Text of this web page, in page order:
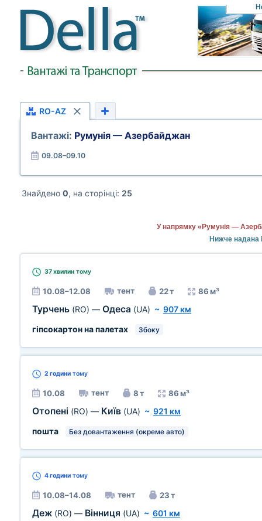
RO-AZ
Вантажі: Румунія — Азербайджан
09.08–09.10
Знайдено 0, на сторінці: 25
У напрямку «Румунія —
Нижче надана
37 хвилин тому
10.08–12.08 тент 22 т 86 м³
Турчень (RO) — Одеса (UA) ~ 907 км
гіпсокартон на палетах
Збоку
2 години тому
10.08 тент 8 т 86 м³
Отопені (RO) — Київ (UA) ~ 921 км
пошта
Без довантаження (окреме авто)
4 години тому
10.08–14.08 тент 23 т
Деж (RO) — Вінниця (UA) ~ 601 км